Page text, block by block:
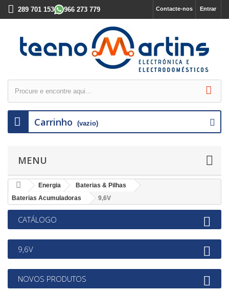
Entrar
Contacte-nos
289 701 153 966 273 779
Carrinho (vazio)
MENU
Energia
Baterias & Pilhas
Baterias Acumuladoras
9,6V
CATÁLOGO
9,6V
NOVOS PRODUTOS